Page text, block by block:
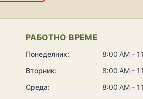
РАБОТНО ВРЕМЕ
Понеделник:
8:00 AM -
Вторник:
8:00 AM -
Среда:
8:00 AM -